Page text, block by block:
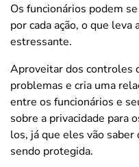
Os funcionários podem
por cada ação, o que
estressante.
Aproveitar dos controles
problemas e cria uma
entre os funcionários e
sobre a privacidade para
los, já que eles vão
sendo protegida.